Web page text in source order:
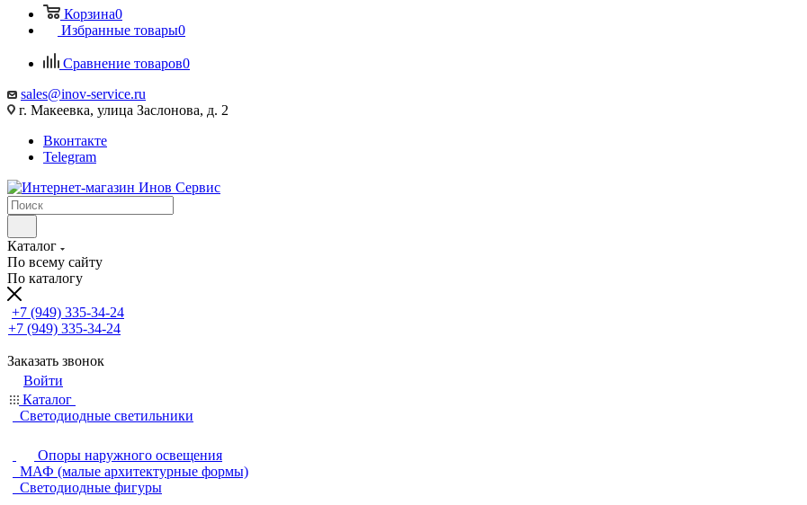
Корзина0
Избранные товары0
Сравнение товаров0
sales@inov-service.ru
г. Макеевка, улица Заслонова, д. 2
Вконтакте
Telegram
Каталог
По всему сайту
По каталогу
+7 (949) 335-34-24
+7 (949) 335-34-24
Заказать звонок
Войти
Каталог
Светодиодные светильники
Опоры наружного освещения
МАФ (малые архитектурные формы)
Светодиодные фигуры